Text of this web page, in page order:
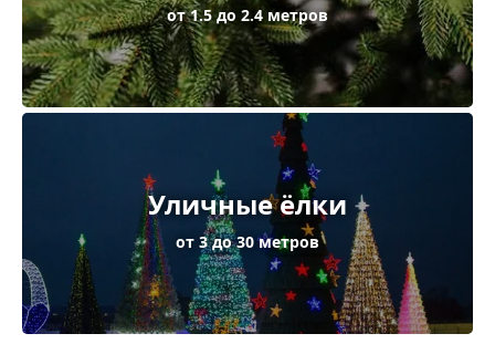
от 1.5 до 2.4 метров
Уличные ёлки
от 3 до 30 метров